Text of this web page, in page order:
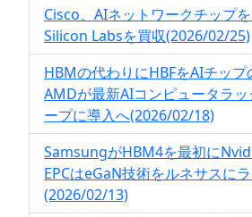
Cisco、AIネットワークチップ
Silicon Labsを買収(2026/02/25)
HBMの代わりにHBFをAIチップ
AMDが最新AIコンピュータラ
ープに導入へ(2026/02/18)
SamsungがHBM4を最初に
EPCはeGaN技術をルネサスに
(2026/02/13)